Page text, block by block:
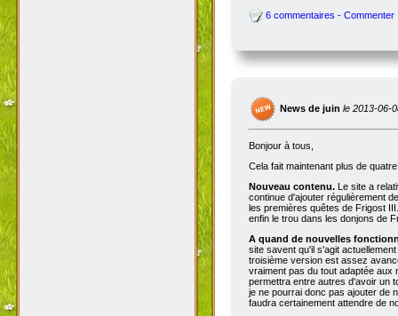
6 commentaires - Commenter
News de juin le 2013-06-
Bonjour à tous,
Cela fait maintenant plus de
Nouveau contenu. Le site a
continue d'ajouter régulièrement
les premières quêtes de Frigost
enfin le trou dans les donjons de
A quand de nouvelles
site savent qu'il s'agit
troisième version est assez
vraiment pas du tout adaptée aux
permettra entre autres d'avoir un
je ne pourrai donc pas ajouter de
faudra certainement attendre de